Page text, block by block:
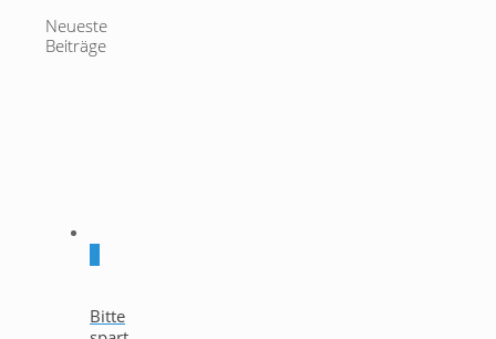
Neueste
Beiträge
Bitte